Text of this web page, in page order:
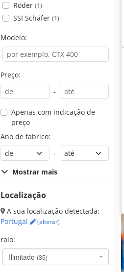
Röder (1)
SSI Schäfer (1)
Modelo:
Preço:
-
Apenas com indicação de
preço
Ano de fabrico:
-
Mostrar mais
Localização
A sua localização detectada:
Portugal
(alterar)
raio:
Ilimitado (35)